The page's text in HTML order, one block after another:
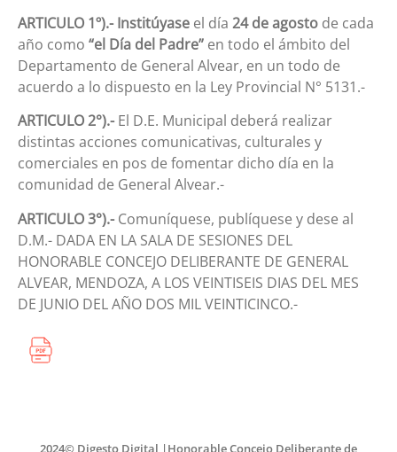
ARTICULO 1º).- Institúyase el día 24 de agosto de cada
año como “el Día del Padre” en todo el ámbito del
Departamento de General Alvear, en un todo de
acuerdo a lo dispuesto en la Ley Provincial N° 5131.-
ARTICULO 2°).-El D.E. Municipal deberá realizar
distintas acciones comunicativas, culturales y
comerciales en pos de fomentar dicho día en la
comunidad de General Alvear.-
ARTICULO 3°).-Comuníquese, publíquese y dese al
D.M.- DADA EN LA SALA DE SESIONES DEL
HONORABLE CONCEJO DELIBERANTE DE GENERAL
ALVEAR, MENDOZA, A LOS VEINTISEIS DIAS DEL MES
DE JUNIO DEL AÑO DOS MIL VEINTICINCO.-
2024© Digesto Digital |Honorable Concejo Deliberante de